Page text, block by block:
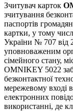
Зчитувач карток
зчитування
паспортів
картки, у тому
України № 707 від
уповноваженим
сімейного стану,
OMNIKEY 5022
безконтактної
мережевому вході
електронних
використанні, де